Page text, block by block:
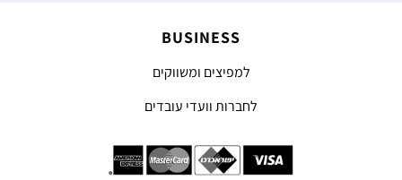
BUSINESS
למפיצים ומשווקים
לחברות וועדי עובדים